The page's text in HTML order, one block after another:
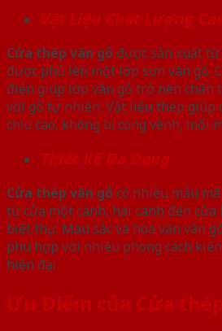
Vật Liệu Chất Lượng
Cửa thép vân gỗ được sản xuất từ
được phủ lên một lớp sơn vân gỗ.
điện giúp lớp vân gỗ trở nên chân
với gỗ tự nhiên. Vật liệu thép giúp
chịu cao, không bị cong vênh, mối
Thiết Kế Đa Dạng
Cửa thép vân gỗ có nhiều mẫu
từ cửa một cánh, hai cánh đến cửa
biệt thự. Màu sắc và hoa văn vân
phù hợp với nhiều phong cách
hiện đại.
Ưu Điểm của Cửa